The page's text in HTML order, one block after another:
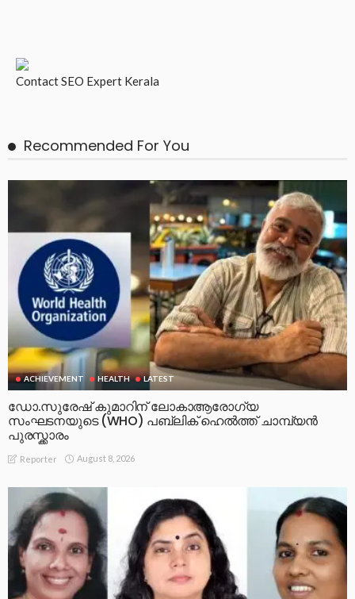
ContactSEO Expert Kerala
Recommended For You
ACHIEVEMENT HEALTH LATEST
ഡോ.സുരേഷ് കുമാറിന് ലോകാആരോഗ്യ
സംഘടനയുടെ (WHO) പബ്ലിക് ഹെൽത്ത് ചാമ്പ്യൻ
പുരസ്ക്കാരം
Reporter August 8, 2026